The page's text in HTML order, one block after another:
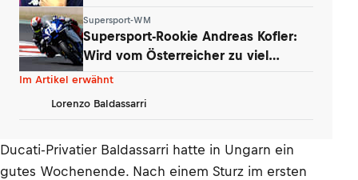
Supersport-WM
Supersport-Rookie Andreas Kofler:
Wird vom Österreicher zu viel
erwartet?
Im Artikel erwähnt
Lorenzo Baldassarri
Ducati-Privatier Baldassarri hatte in Ungarn ein
gutes Wochenende. Nach einem Sturz im ersten